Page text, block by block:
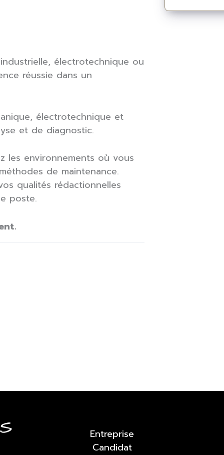
électrotechnique ou
réussie dans un
électrotechnique et
et de diagnostic.
les environnements où vous
de maintenance.
qualités rédactionnelles
poste.
Entreprise
Candidat